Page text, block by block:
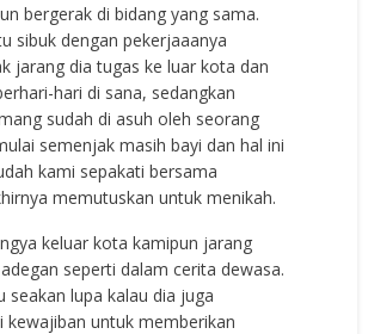
bergerak di bidang yang sama.
sibuk dengan pekerjaaanya
jarang dia tugas ke luar kota dan
hari di sana, sedangkan
sudah di asuh oleh seorang
semenjak masih bayi dan hal ini
kami sepakati bersama
memutuskan untuk menikah.
keluar kota kamipun jarang
seperti dalam cerita dewasa.
seakan lupa kalau dia juga
kewajiban untuk memberikan